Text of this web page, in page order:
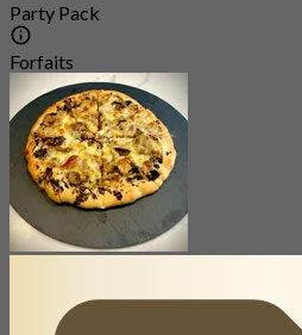
Party Pack
Forfaits